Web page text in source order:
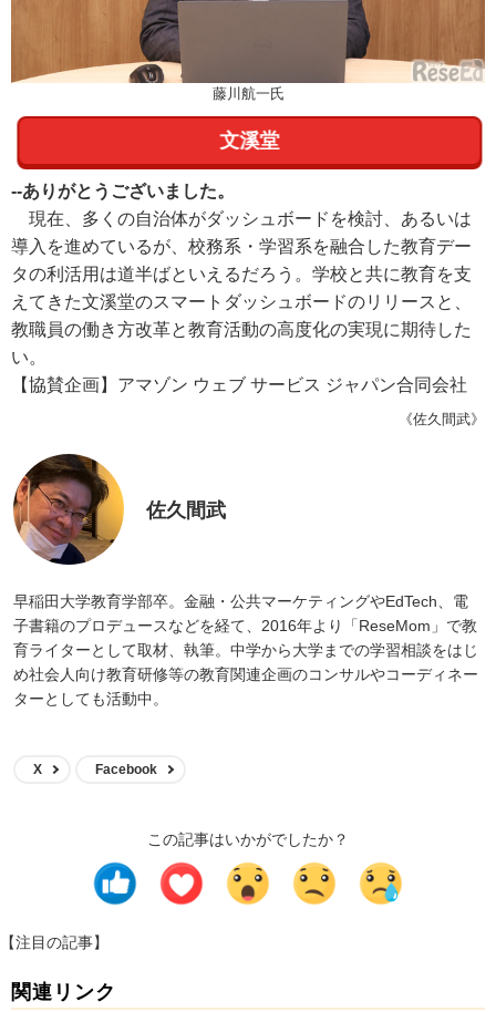
藤川航一氏
文溪堂
--ありがとうございました。
現在、多くの自治体がダッシュボードを検討、あるいは
導入を進めているが、校務系・学習系を融合した教育デー
タの利活用は道半ばといえるだろう。学校と共に教育を支
えてきた文溪堂のスマートダッシュボードのリリースと、
教職員の働き方改革と教育活動の高度化の実現に期待した
い。
【協賛企画】アマゾン ウェブ サービス ジャパン合同会社
《佐久間武》
佐久間武
早稲田大学教育学部卒。金融・公共マーケティングやEdTech、電
子書籍のプロデュースなどを経て、2016年より「ReseMom」で教
育ライターとして取材、執筆。中学から大学までの学習相談をはじ
め社会人向け教育研修等の教育関連企画のコンサルやコーディネー
ターとしても活動中。
X Facebook
この記事はいかがでしたか？
【注目の記事】
関連リンク